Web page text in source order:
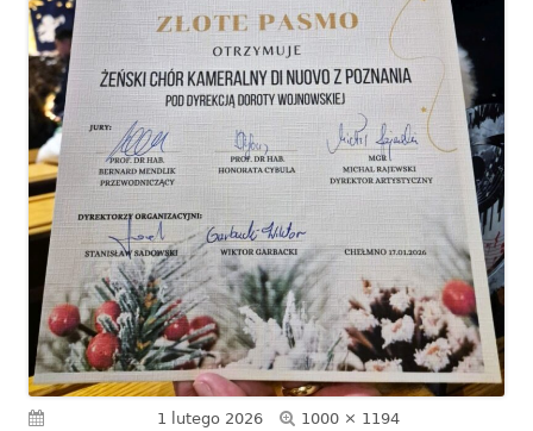
1 lutego 2026 Pełny
1000 × 1194